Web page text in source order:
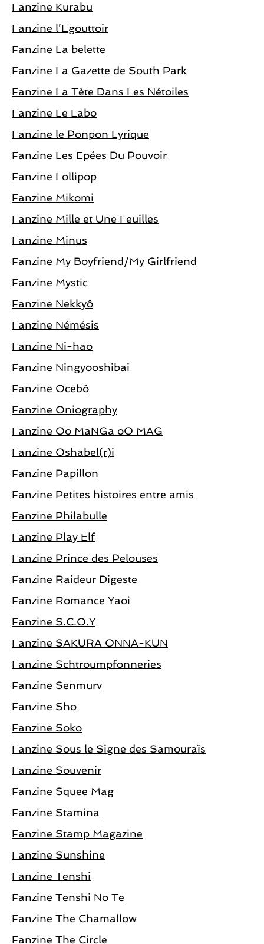
Fanzine Kurabu
Fanzine l’Egouttoir
Fanzine La belette
Fanzine La Gazette de South Park
Fanzine La Tète Dans Les Nétoiles
Fanzine Le Labo
Fanzine le Ponpon Lyrique
Fanzine Les Epées Du Pouvoir
Fanzine Lollipop
Fanzine Mikomi
Fanzine Mille et Une Feuilles
Fanzine Minus
Fanzine My Boyfriend/My Girlfriend
Fanzine Mystic
Fanzine Nekkyô
Fanzine Némésis
Fanzine Ni-hao
Fanzine Ningyooshibai
Fanzine Ocebô
Fanzine Oniography
Fanzine Oo MaNGa oO MAG
Fanzine Oshabel(r)i
Fanzine Papillon
Fanzine Petites histoires entre amis
Fanzine Philabulle
Fanzine Play Elf
Fanzine Prince des Pelouses
Fanzine Raideur Digeste
Fanzine Romance Yaoi
Fanzine S.C.O.Y
Fanzine SAKURA ONNA-KUN
Fanzine Schtroumpfonneries
Fanzine Senmurv
Fanzine Sho
Fanzine Soko
Fanzine Sous le Signe des Samouraïs
Fanzine Souvenir
Fanzine Squee Mag
Fanzine Stamina
Fanzine Stamp Magazine
Fanzine Sunshine
Fanzine Tenshi
Fanzine Tenshi No Te
Fanzine The Chamallow
Fanzine The Circle